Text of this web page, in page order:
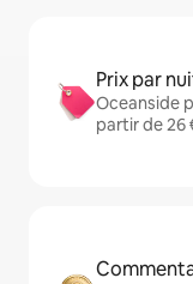
Prix par
Oceanside
partir de 26